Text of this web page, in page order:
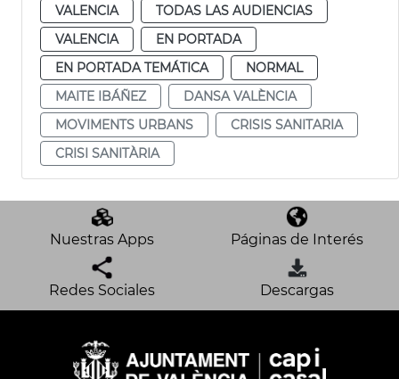
VALENCIA
TODAS LAS AUDIENCIAS
VALENCIA
EN PORTADA
EN PORTADA TEMÁTICA
NORMAL
MAITE IBÁÑEZ
DANSA VALÈNCIA
MOVIMENTS URBANS
CRISIS SANITARIA
CRISI SANITÀRIA
Nuestras Apps Páginas de Interés
Redes Sociales Descargas